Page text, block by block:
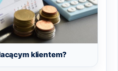
klientem?